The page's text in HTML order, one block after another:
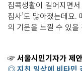
집콕생활이 길어지면서
집사’도 많아졌는데요.
의 기운을 느낄 수 있을
☞ 서울시민기자가 제
◎ 지친 일상에 비타민